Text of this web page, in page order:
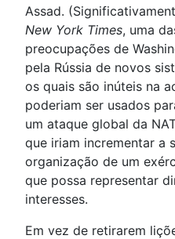
Assad.
New York Times, uma
preocupações de
pela Rússia de novos
os quais são inúteis na
poderiam ser usados
um ataque global da
que iriam incrementar a
organização de um
que possa representar
interesses.
Em vez de retirarem